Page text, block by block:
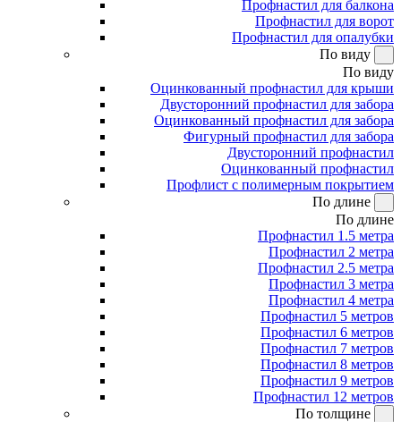
Профнастил для балкона
Профнастил для ворот
Профнастил для опалубки
По виду
По виду
Оцинкованный профнастил для крыши
Двусторонний профнастил для забора
Оцинкованный профнастил для забора
Фигурный профнастил для забора
Двусторонний профнастил
Оцинкованный профнастил
Профлист с полимерным покрытием
По длине
По длине
Профнастил 1.5 метра
Профнастил 2 метра
Профнастил 2.5 метра
Профнастил 3 метра
Профнастил 4 метра
Профнастил 5 метров
Профнастил 6 метров
Профнастил 7 метров
Профнастил 8 метров
Профнастил 9 метров
Профнастил 12 метров
По толщине